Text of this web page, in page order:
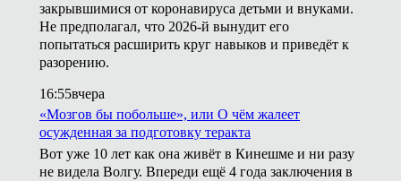
закрывшимися от коронавируса детьми и внуками.
Не предполагал, что 2026-й вынудит его
попытаться расширить круг навыков и приведёт к
разорению.
16:55вчера
«Мозгов бы побольше», или О чём жалеет
осужденная за подготовку теракта
Вот уже 10 лет как она живёт в Кинешме и ни разу
не видела Волгу. Впереди ещё 4 года заключения в